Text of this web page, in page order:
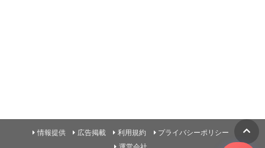
情報提供 広告掲載 利用規約
プライバシーポリシー